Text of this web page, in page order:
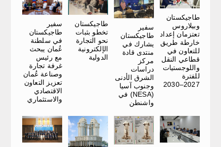
طاجيكستان
وبيلاروس
تعتزمان إعداد
خارطة طريق
للتعاون في
قطاعي النقل
واللوجستيات
للفترة
2027–2030
سفير
طاجيكستان
يشارك في
منتدى قادة
مركز
دراسات
الشرق الأدنى
وجنوب آسيا
(NESA) في
واشنطن
طاجيكستان
تخطو بثبات
نحو التجارة
الإلكترونية
الدولية
سفير
طاجيكستان
في سلطنة
عُمان يبحث
مع رئيس
غرفة تجارة
وصناعة عُمان
تعزيز التعاون
الاقتصادي
والاستثماري